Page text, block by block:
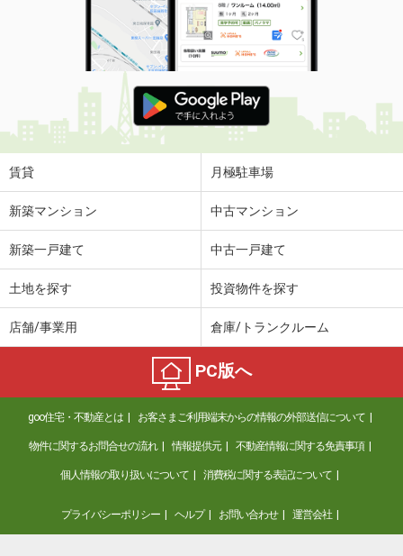
賃貸 月極駐車場
新築マンション 中古マンション
新築一戸建て 中古一戸建て
土地を探す 投資物件を探す
店舗/事業用 倉庫/トランクルーム
PC版へ
goo住宅・不動産とは お客さまご利用端末からの情報の外部送信について
物件に関するお問合せの流れ 情報提供元 不動産情報に関する免責事項
個人情報の取り扱いについて 消費税に関する表記について
プライバシーポリシー ヘルプ お問い合わせ 運営会社